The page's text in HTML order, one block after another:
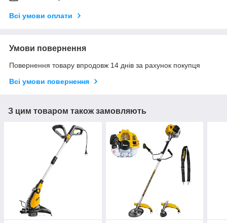
Всі умови оплати
Умови повернення
Повернення товару впродовж 14 днів за рахунок покупця
Всі умови повернення
З цим товаром також замовляють